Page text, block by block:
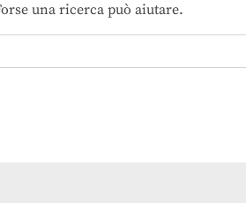
una ricerca può aiutare.